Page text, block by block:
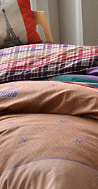
【注意事項】
１．透過由恩沛科技
易，需依本服務之必
權轉讓予恩沛科技股
２．關於個人資料處
https://aftee.tw/
３．未成年的使用者
「AFTEE先享後付」
任。
４．使用「AFTEE先
時審查核予不同之上
請求用戶進行身份認
５．嚴禁一人註冊多
恩沛科技股份有限公